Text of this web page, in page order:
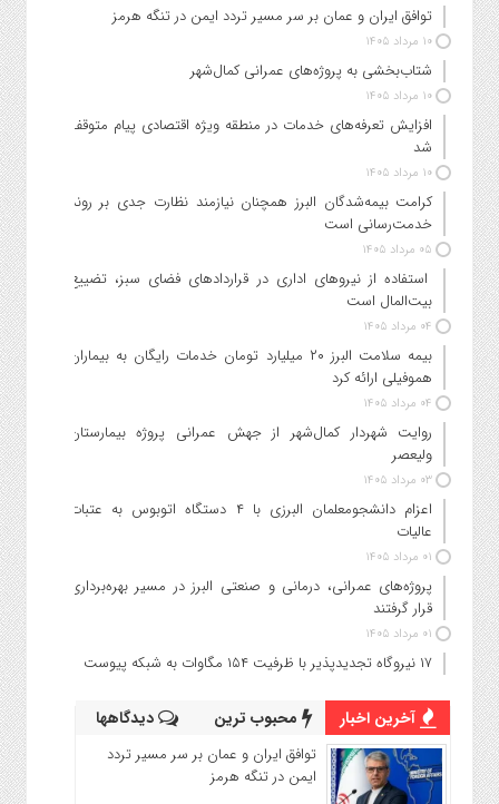
توافق ایران و عمان بر سر مسیر تردد ایمن در تنگه هرمز
۱۰ مرداد ۱۴۰۵
شتاب‌بخشی به پروژه‌های عمرانی کمال‌شهر
۱۰ مرداد ۱۴۰۵
افزایش تعرفه‌های خدمات در منطقه ویژه اقتصادی پیام متوقف
شد
۱۰ مرداد ۱۴۰۵
کرامت بیمه‌شدگان البرز همچنان نیازمند نظارت جدی بر روند
خدمت‌رسانی است
۰۵ مرداد ۱۴۰۵
استفاده از نیروهای اداری در قراردادهای فضای سبز، تضییع
بیت‌المال است
۰۴ مرداد ۱۴۰۵
بیمه سلامت البرز ۲۰ میلیارد تومان خدمات رایگان به بیماران
هموفیلی ارائه کرد
۰۴ مرداد ۱۴۰۵
روایت شهردار کمال‌شهر از جهش عمرانی پروژه بیمارستان
ولیعصر
۰۳ مرداد ۱۴۰۵
اعزام دانشجو‌معلمان البرزی با ۴ دستگاه اتوبوس به عتبات
عالیات
۰۱ مرداد ۱۴۰۵
پروژه‌های عمرانی، درمانی و صنعتی البرز در مسیر بهره‌برداری
قرار گرفتند
۰۱ مرداد ۱۴۰۵
۱۷ نیروگاه تجدیدپذیر با ظرفیت ۱۵۴ مگاوات به شبکه پیوست
آخرین اخبار محبوب ترین دیدگاهها
توافق ایران و عمان بر سر مسیر تردد
ایمن در تنگه هرمز